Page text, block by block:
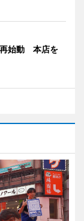
再始動 本店を